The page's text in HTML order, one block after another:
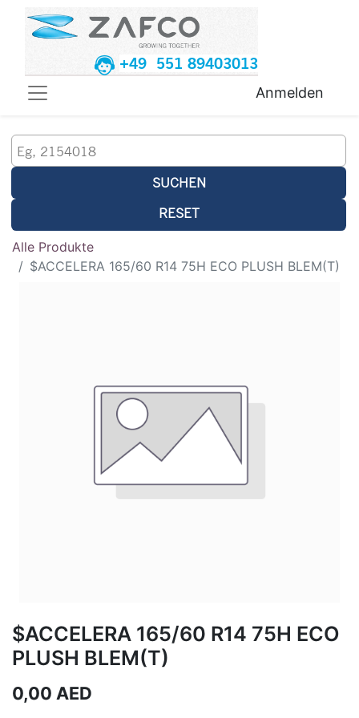
+49 551 89403013
Anmelden
SUCHEN
RESET
Alle Produkte
$ACCELERA 165/60 R14 75H ECO PLUSH BLEM(T)
$ACCELERA 165/60 R14 75H ECO
PLUSH BLEM(T)
0,00 AED